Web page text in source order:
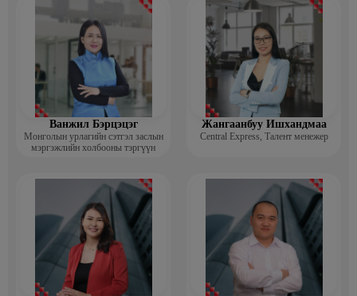
Ванжил Бэрцэцэг
Монголын урлагийн сэтгэл заслын
мэргэжлийн холбооны тэргүүн
Жангаанбуу Ишхандмаа
Central Express, Талент менежер